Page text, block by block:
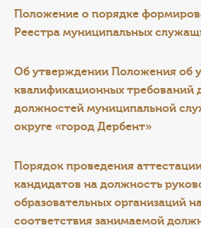
Положение о порядке
Реестра муниципальных
Об утверждении Положения об
квалификационных требований
должностей муниципальной
округе «город Дербент»
Порядок проведения
кандидатов на должность
образовательных организаций
соответствия занимаемой